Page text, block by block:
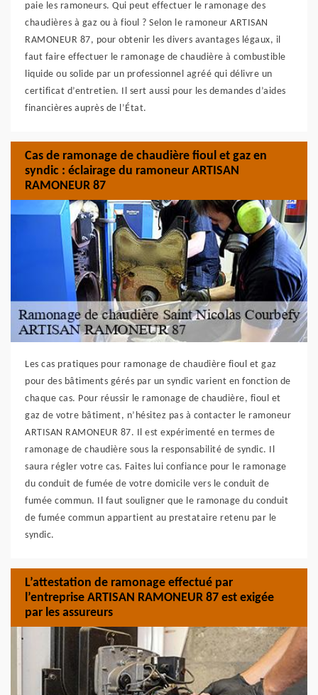
paie les ramoneurs. Qui peut effectuer le ramonage des
chaudières à gaz ou à fioul ? Selon le ramoneur ARTISAN
RAMONEUR 87, pour obtenir les divers avantages légaux, il
faut faire effectuer le ramonage de chaudière à combustible
liquide ou solide par un professionnel agréé qui délivre un
certificat d’entretien. Il sert aussi pour les demandes d’aides
financières auprès de l’État.
Cas de ramonage de chaudière fioul et gaz en
syndic : éclairage du ramoneur ARTISAN
RAMONEUR 87
Les cas pratiques pour ramonage de chaudière fioul et gaz
pour des bâtiments gérés par un syndic varient en fonction de
chaque cas. Pour réussir le ramonage de chaudière, fioul et
gaz de votre bâtiment, n’hésitez pas à contacter le ramoneur
ARTISAN RAMONEUR 87. Il est expérimenté en termes de
ramonage de chaudière sous la responsabilité de syndic. Il
saura régler votre cas. Faites lui confiance pour le ramonage
du conduit de fumée de votre domicile vers le conduit de
fumée commun. Il faut souligner que le ramonage du conduit
de fumée commun appartient au prestataire retenu par le
syndic.
L’attestation de ramonage effectué par
l’entreprise ARTISAN RAMONEUR 87 est exigée
par les assureurs